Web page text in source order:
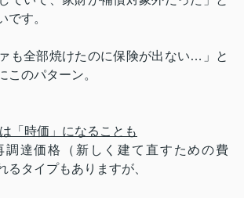
です。
も全部焼けたのに保険が出ない…」と
このパターン。
「時価」になることも
調達価格（新しく建て直すための費
るタイプもありますが、